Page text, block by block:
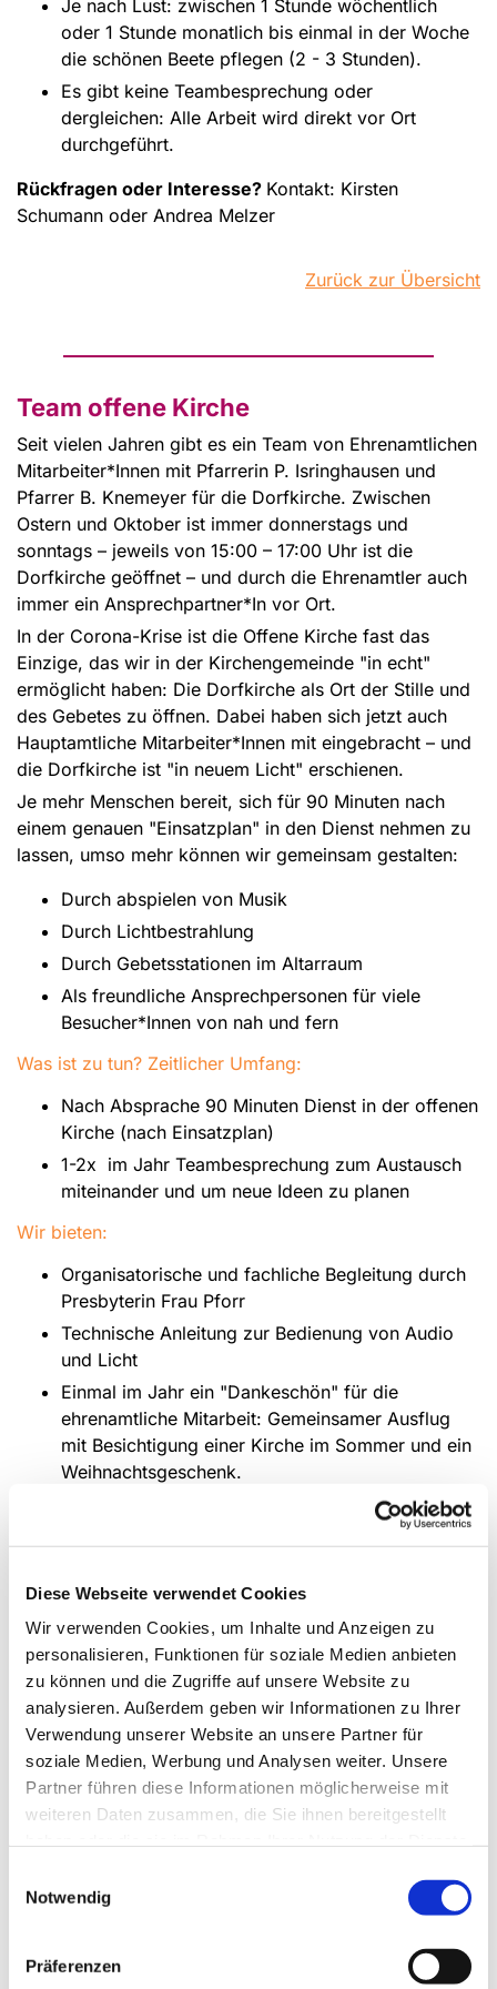
Diese Webseite verwendet Cookies
Wir verwenden Cookies, um Inhalte und Anzeigen zu
personalisieren, Funktionen für soziale Medien anbieten
zu können und die Zugriffe auf unsere Website zu
analysieren. Außerdem geben wir Informationen zu Ihrer
Verwendung unserer Website an unsere Partner für
soziale Medien, Werbung und Analysen weiter. Unsere
Partner führen diese Informationen möglicherweise mit
weiteren Daten zusammen, die Sie ihnen bereitgestellt
Notwendig
Präferenzen
Je nach Lust: zwischen 1 Stunde wöchentlich
oder 1 Stunde monatlich bis einmal in der Woche
die schönen Beete pflegen (2 - 3 Stunden).
Es gibt keine Teambesprechung oder
dergleichen: Alle Arbeit wird direkt vor Ort
durchgeführt.
Rückfragen oder Interesse? Kontakt: Kirsten
Schumann oder Andrea Melzer
Zurück zur Übersicht
Team offene Kirche
Seit vielen Jahren gibt es ein Team von Ehrenamtlichen
Mitarbeiter*Innen mit Pfarrerin P. Isringhausen und
Pfarrer B. Knemeyer für die Dorfkirche. Zwischen
Ostern und Oktober ist immer donnerstags und
sonntags – jeweils von 15:00 – 17:00 Uhr ist die
Dorfkirche geöffnet – und durch die Ehrenamtler auch
immer ein Ansprechpartner*In vor Ort.
In der Corona-Krise ist die Offene Kirche fast das
Einzige, das wir in der Kirchengemeinde "in echt"
ermöglicht haben: Die Dorfkirche als Ort der Stille und
des Gebetes zu öffnen. Dabei haben sich jetzt auch
Hauptamtliche Mitarbeiter*Innen mit eingebracht – und
die Dorfkirche ist "in neuem Licht" erschienen.
Je mehr Menschen bereit, sich für 90 Minuten nach
einem genauen "Einsatzplan" in den Dienst nehmen zu
lassen, umso mehr können wir gemeinsam gestalten:
Durch abspielen von Musik
Durch Lichtbestrahlung
Durch Gebetsstationen im Altarraum
Als freundliche Ansprechpersonen für viele
Besucher*Innen von nah und fern
Was ist zu tun? Zeitlicher Umfang:
Nach Absprache 90 Minuten Dienst in der offenen
Kirche (nach Einsatzplan)
1-2x im Jahr Teambesprechung zum Austausch
miteinander und um neue Ideen zu planen
Wir bieten:
Organisatorische und fachliche Begleitung durch
Presbyterin Frau Pforr
Technische Anleitung zur Bedienung von Audio
und Licht
Einmal im Jahr ein "Dankeschön" für die
ehrenamtliche Mitarbeit: Gemeinsamer Ausflug
mit Besichtigung einer Kirche im Sommer und ein
Weihnachtsgeschenk.
Kontakt: Frau Pforr
Lektor*Innen gesucht
In jedem Gottesdienst gibt es eine Biblische Lesung –
egal ob online oder analog. Seit vielen Jahren gibt es
den Lektor*Innen Kreis an der Dorfkirche: 8-10 Männer
und Frauen, denen der Gottesdienst ein
Herzensanliegen ist, treffen sich etwa 3-4 mal im Jahr
zur Besprechung des neuen Lektorenplans und um
Fragen rund um den Gottesdienst aufzugreifen.
Was ist zu tun?